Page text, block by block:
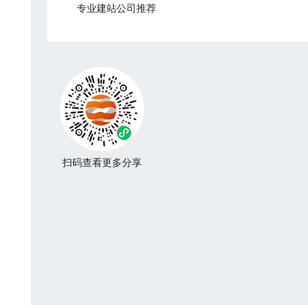
专业建站公司推荐
扫码查看更多分享